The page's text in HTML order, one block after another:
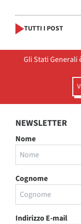
TUTTI I POST
Gli Stati
NEWSLETTER
Nome
Cognome
Indirizzo E-mail